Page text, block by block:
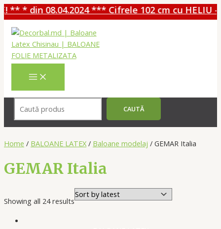
din 08.04.2024 *** Cifrele 102 cm cu HELIU - 30%
Перейти
содержимому
MAIN
MENU
CAUTĂ
Home / BALOANE LATEX / Baloane modelaj / GEMAR Italia
GEMAR Italia
Showing all 24 results